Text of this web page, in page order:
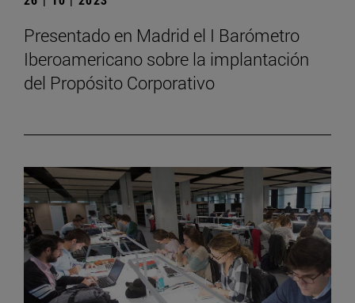
Presentado en Madrid el I Barómetro
Iberoamericano sobre la implantación
del Propósito Corporativo